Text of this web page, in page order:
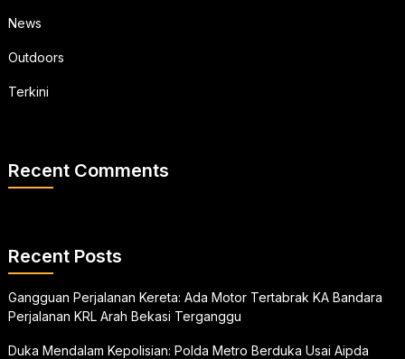
News
Outdoors
Terkini
Recent Comments
Recent Posts
Gangguan Perjalanan Kereta: Ada Motor Tertabrak KA Bandara
Perjalanan KRL Arah Bekasi Terganggu
Duka Mendalam Kepolisian: Polda Metro Berduka Usai Aipda